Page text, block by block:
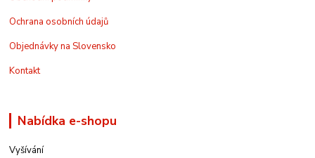
Ochrana osobních údajů
Objednávky na Slovensko
Kontakt
Nabídka e-shopu
Vyšívání